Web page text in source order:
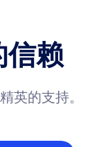
自主查看使用数据与
信赖
英的支持。